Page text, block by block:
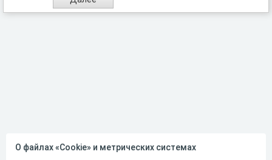
О файлах «Cookie» и метрических системах